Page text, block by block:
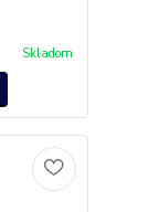
Skladom